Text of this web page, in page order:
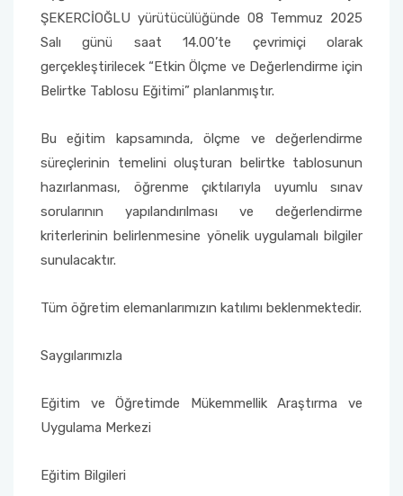
ŞEKERCİOĞLU yürütücülüğünde 08 Temmuz 2025
Salı günü saat 14.00’te çevrimiçi olarak
gerçekleştirilecek “Etkin Ölçme ve Değerlendirme için
Belirtke Tablosu Eğitimi” planlanmıştır.
Bu eğitim kapsamında, ölçme ve değerlendirme
süreçlerinin temelini oluşturan belirtke tablosunun
hazırlanması, öğrenme çıktılarıyla uyumlu sınav
sorularının yapılandırılması ve değerlendirme
kriterlerinin belirlenmesine yönelik uygulamalı bilgiler
sunulacaktır.
Tüm öğretim elemanlarımızın katılımı beklenmektedir.
Saygılarımızla
Eğitim ve Öğretimde Mükemmellik Araştırma ve
Uygulama Merkezi
Eğitim Bilgileri
Faaliyet Raporları
İletişim Fakültesi
Kumluca Sağlık Bilimleri Fakültesi
Manavgat Sosyal ve Beşeri Bilimler Fakültesi
Manavgat Turizm Fakültesi
Manavgat Yabancı Diller Fakültesi
Mimarlık Fakültesi
Mühendislik Fakültesi
Serik Gülsün Süleyman Süral MYO
Teknik Bilimler MYO
Uluslararası İlişkiler Ofisi
Sıkça Sorulan Sorular
Online Sağlık Hizmetleri Randevu Sistemi
Yönetim Sistemi)
Dış Kaynaklı Proje Takip Sistemi
AB Projeleri
TÜBİTAK Projeleri
Web of Science
SciVal